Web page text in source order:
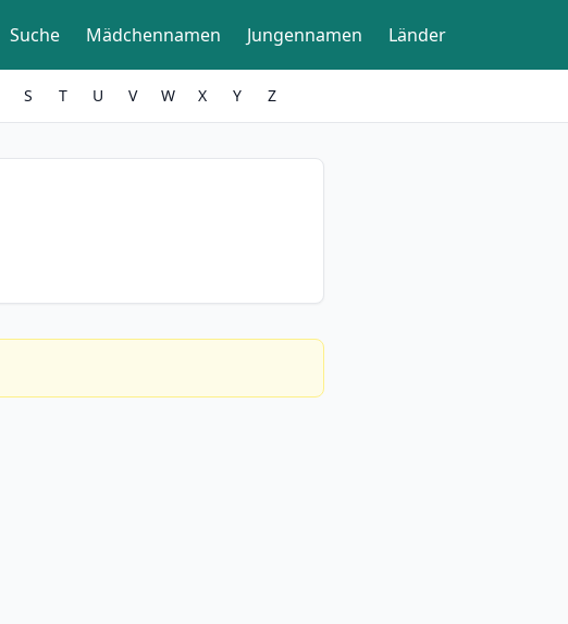
Suche Mädchennamen Jungennamen Länder
S T U V W X Y Z